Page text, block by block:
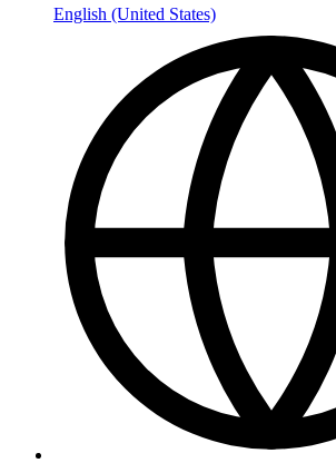
English (United States)